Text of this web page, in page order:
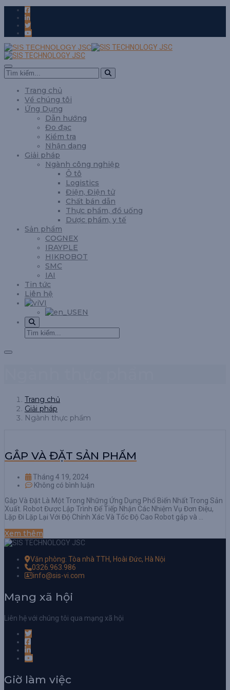
Trang chủ
Về chúng tôi
Ứng Dụng
Dẫn hướng
Đo đạc
Kiểm tra
Nhận dạng
Giải pháp
Ngành công nghiệp
Ô tô
Logistics
Điện, Điện tử
Chất bán dẫn
Thực phẩm, đồ uống
Dược phẩm, y tế
Sản phẩm
COGNEX
IRAYPLE
HIKROBOT
SMC
IAI
Tin tức
Liên hệ
VI
EN
Trang chủ
Giải pháp
Ngành thực phẩm
GẮP VÀ ĐẶT SẢN PHẨM
Tháng 4 19, 2024
Không có bình luận
Gắp Và Đặt Là Một Trong Những Ứng Dụng Phổ Biến Nhất Trong Sản
Xuất. Robot Được Lập Trình Để Tiếp Nhận Các Nhiệm Vụ Đơn Điệu,
Lặp Đi Lặp Lại Với Độ Chính Xác Và Tốc Độ Cao Robot gắp và …
Xem thêm
Văn phòng: Tòa nhà TTH, Hoài Đức, Hà Nội
0326.963.986
info@sis-vi.com
Mạng xã hội
Liên hệ với chúng tôi qua mạng xã hội
Giờ làm việc